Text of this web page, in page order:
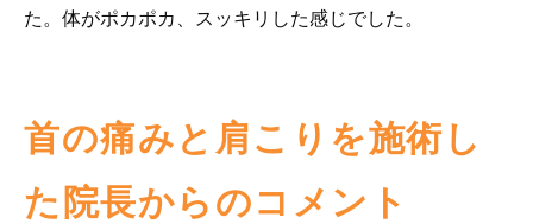
た。体がポカポカ、スッキリした感じでした。
首の痛みと肩こりを施術し
た院長からのコメント